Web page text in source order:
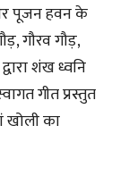
पूजन हवन के
गौरव गौड़,
शंख ध्वनि
गीत प्रस्तुत
खोली का